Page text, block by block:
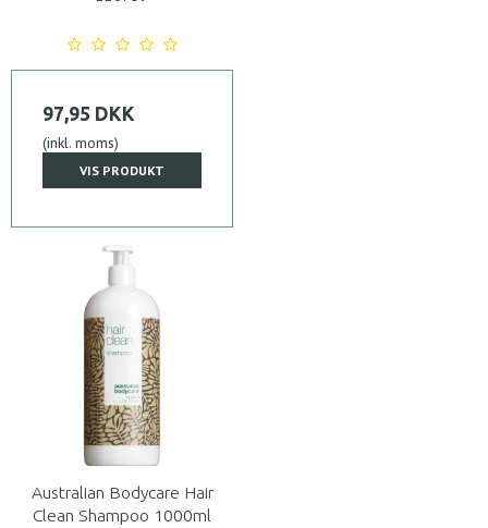
97,95 DKK
(inkl. moms)
VIS PRODUKT
Australian Bodycare Hair
Clean Shampoo 1000ml